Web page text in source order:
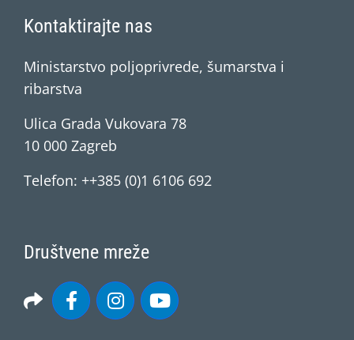
Kontaktirajte nas
Ministarstvo poljoprivrede, šumarstva i
ribarstva
Ulica Grada Vukovara 78
10 000 Zagreb
Telefon: ++385 (0)1 6106 692
Društvene mreže